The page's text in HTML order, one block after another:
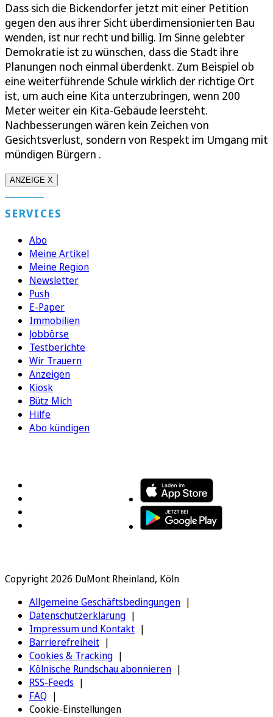
Dass sich die Bickendorfer jetzt mit einer Petition
gegen den aus ihrer Sicht überdimensionierten Bau
wenden, ist nur recht und billig. Im Sinne gelebter
Demokratie ist zu wünschen, dass die Stadt ihre
Planungen noch einmal überdenkt. Zum Beispiel ob
eine weiterführende Schule wirklich der richtige Ort
ist, um auch eine Kita unterzubringen, wenn 200
Meter weiter ein Kita-Gebäude leersteht.
Nachbesserungen wären kein Zeichen von
Gesichtsverlust, sondern von Respekt im Umgang mit
mündigen Bürgern .
ANZEIGE X
SERVICES
Abo
Meine Artikel
Meine Region
Newsletter
Push
E-Paper
Immobilien
Jobbörse
Testberichte
Wir Trauern
Anzeigen
Kiosk
Bütz Mich
Hilfe
Abo kündigen
Copyright 2026 DuMont Rheinland, Köln
Allgemeine Geschäftsbedingungen
Datenschutzerklärung
Impressum und Kontakt
Barrierefreiheit
Cookies & Tracking
Kölnische Rundschau abonnieren
RSS-Feeds
FAQ
Cookie-Einstellungen